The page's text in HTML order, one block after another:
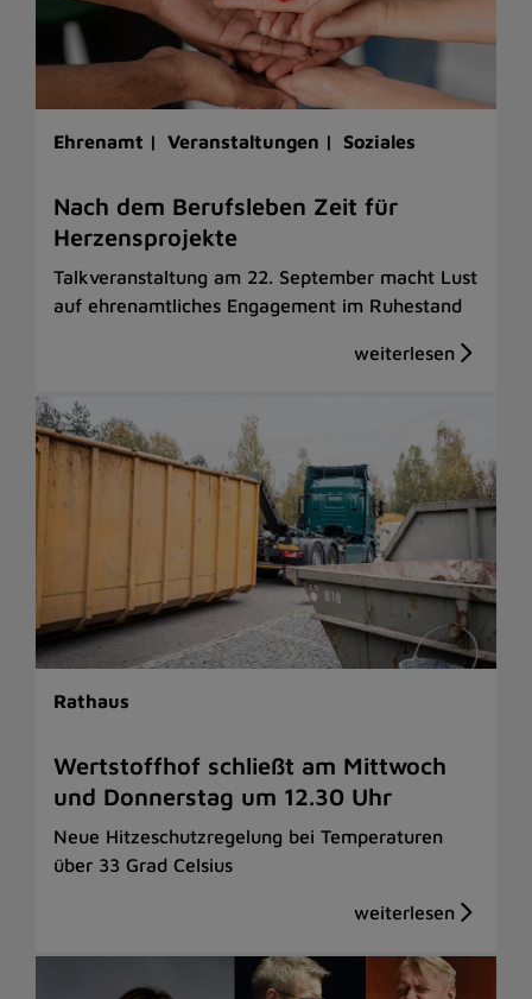
Ehrenamt | Veranstaltungen | Soziales
Nach dem Berufsleben Zeit für
Herzensprojekte
Talkveranstaltung am 22. September macht Lust
auf ehrenamtliches Engagement im Ruhestand
Rathaus
Wertstoffhof schließt am Mittwoch
und Donnerstag um 12.30 Uhr
Neue Hitzeschutzregelung bei Temperaturen
über 33 Grad Celsius